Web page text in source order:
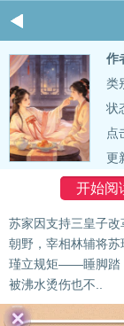
作
类
状
点
更
开始阅
苏家因支持三皇子
朝野，宰相林辅将
瑾立规矩——睡脚踏
被沸水烫伤也不..